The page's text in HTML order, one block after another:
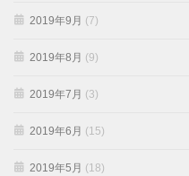
2019年9月 (7)
2019年8月 (9)
2019年7月 (3)
2019年6月 (15)
2019年5月 (18)